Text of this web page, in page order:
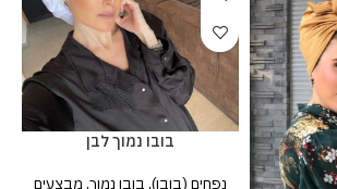
בובו נמוך לבן
נפחים (בובו), בובו נמוך, מבצעים